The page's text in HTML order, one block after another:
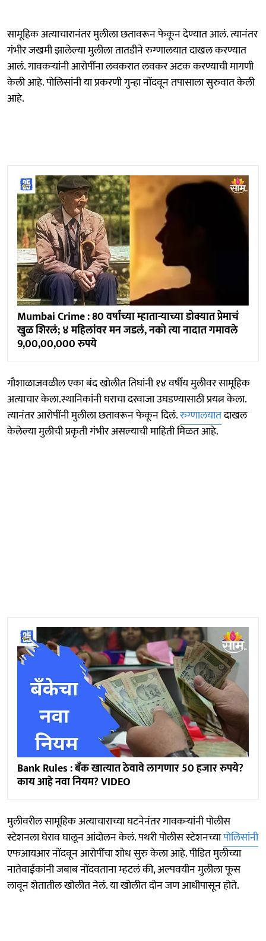
सामूहिक अत्याचारानंतर मुलीला छतावरून फेकून देण्यात आलं. त्यानंतर
गंभीर जखमी झालेल्या मुलीला तातडीने रुग्णालयात दाखल करण्यात
आलं. गावकऱ्यांनी आरोपींना लवकरात लवकर अटक करण्याची मागणी
केली आहे. पोलिसांनी या प्रकरणी गुन्हा नोंदवून तपासाला सुरुवात केली
आहे.
Mumbai Crime : 80 वर्षांच्या म्हाताऱ्याच्या डोक्यात प्रेमाचं
खुळ शिरलं; ४ महिलांवर मन जडलं, नको त्या नादात गमावले
9,00,00,000 रुपये
गौशाळाजवळील एका बंद खोलीत तिघांनी १४ वर्षीय मुलीवर सामूहिक
अत्याचार केला.स्थानिकांनी घराचा दरवाजा उघडण्यासाठी प्रयत्न केला.
त्यानंतर आरोपींनी मुलीला छतावरून फेकून दिलं.रुग्णालयातदाखल
केलेल्या मुलीची प्रकृती गंभीर असल्याची माहिती मिळत आहे.
Bank Rules : बँक खात्यात ठेवावे लागणार 50 हजार रुपये?
काय आहे नवा नियम? VIDEO
मुलीवरील सामूहिक अत्याचाराच्या घटनेनंतर गावकऱ्यांनी पोलीस
स्टेशनला घेराव घालून आंदोलन केलं. पथरी पोलीस स्टेशनच्यापोलिसांनी
एफआयआर नोंदवून आरोपींचा शोध सुरु केला आहे. पीडित मुलीच्या
नातेवाईकांनी जबाब नोंदवताना म्हटलं की, अल्पवयीन मुलीला फूस
लावून शेतातील खोलीत नेलं. या खोलीत दोन जण आधीपासून होते.